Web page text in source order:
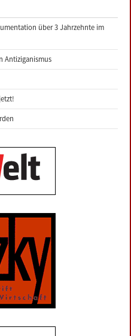
über 3 Jahrzehnte im
Antiziganismus